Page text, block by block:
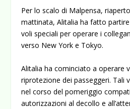
Per lo scalo di Malpensa,
mattinata, Alitalia ha fatto
voli speciali per operare i
verso New York e Tokyo.
Alitalia ha cominciato a operare
riprotezione dei passeggeri. Tali
nel corso del pomeriggio
autorizzazioni al decollo e